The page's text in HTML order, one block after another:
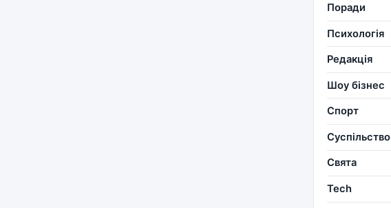
Поради
Психологія
Редакція
Шоу бізнес
Спорт
Суспільство
Свята
Tech